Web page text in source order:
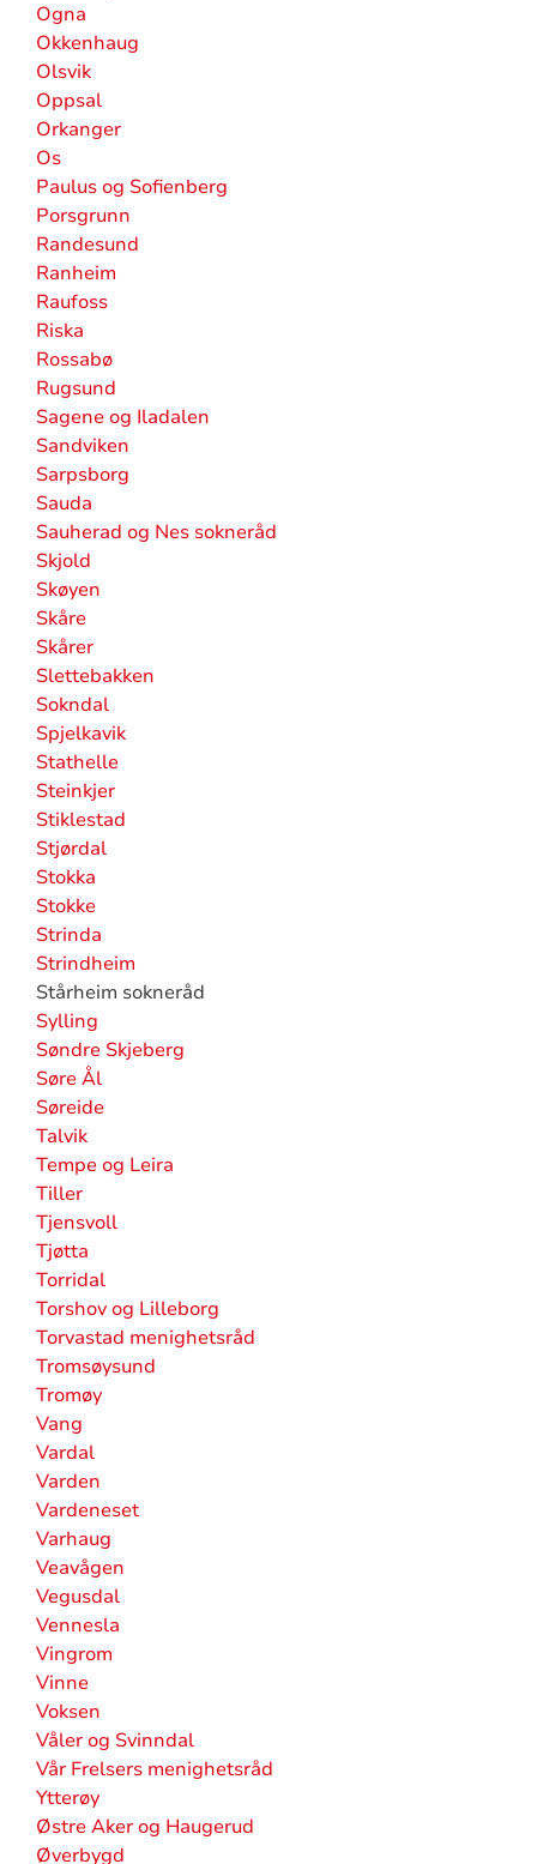
Ogna
Okkenhaug
Olsvik
Oppsal
Orkanger
Os
Paulus og Sofienberg
Porsgrunn
Randesund
Ranheim
Raufoss
Riska
Rossabø
Rugsund
Sagene og Iladalen
Sandviken
Sarpsborg
Sauda
Sauherad og Nes sokneråd
Skjold
Skøyen
Skåre
Skårer
Slettebakken
Sokndal
Spjelkavik
Stathelle
Steinkjer
Stiklestad
Stjørdal
Stokka
Stokke
Strinda
Strindheim
Stårheim sokneråd
Sylling
Søndre Skjeberg
Søre Ål
Søreide
Talvik
Tempe og Leira
Tiller
Tjensvoll
Tjøtta
Torridal
Torshov og Lilleborg
Torvastad menighetsråd
Tromsøysund
Tromøy
Vang
Vardal
Varden
Vardeneset
Varhaug
Veavågen
Vegusdal
Vennesla
Vingrom
Vinne
Voksen
Våler og Svinndal
Vår Frelsers menighetsråd
Ytterøy
Østre Aker og Haugerud
Øverbygd